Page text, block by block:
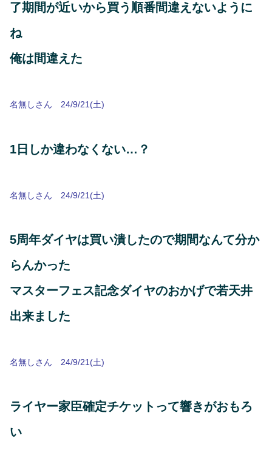
了期間が近いから買う順番間違えないように
ね
俺は間違えた
名無しさん 24/9/21(土)
1日しか違わなくない…？
名無しさん 24/9/21(土)
5周年ダイヤは買い潰したので期間なんて分か
らんかった
マスターフェス記念ダイヤのおかげで若天井
出来ました
名無しさん 24/9/21(土)
ライヤー家臣確定チケットって響きがおもろ
い